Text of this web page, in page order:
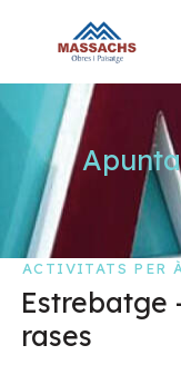
ACTIVITATS PER
Estrebatge
rases